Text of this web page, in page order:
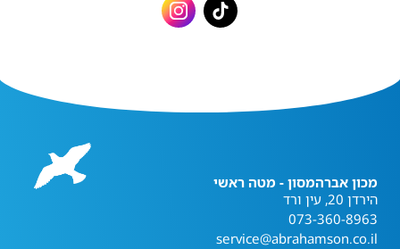
מכון אברהמסון - מטה ראשי
הירדן 20, עין ורד
073-360-8963
service@abrahamson.co.il